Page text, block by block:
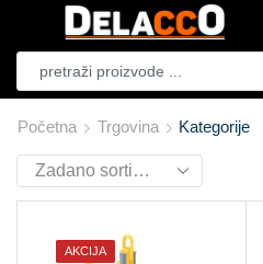
Početna Trgovina Kategorije
AKCIJA